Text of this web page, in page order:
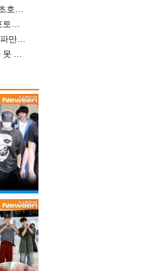
유재석이 달라졌다…‘쉼표, 클럽’ 초호화 코스에 주우재도 감탄 (놀면 뭐하니?)
트와이스 미나 ‘대만으로 가요~’[포토엔HD]
아이유, 전남친 소환한 ‘인증샷’ 일파만파 속…남사친 변우석 선물도 남겼나 ‘훈훈’
고경표, 돌아가신 母 언급 “난 아빠 못 될 듯” 족보 태운 부친 응원 뭉클(나혼산)